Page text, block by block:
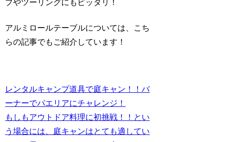
プやツーリングにもピッタリ！
アルミロールテーブルについては、こち
らの記事でもご紹介しています！
レンタルキャンプ道具で庭キャン！！バ
ーナーでパエリアにチャレンジ！
もしもアウトドア料理に初挑戦！！とい
う場合には、庭キャンはとても適してい